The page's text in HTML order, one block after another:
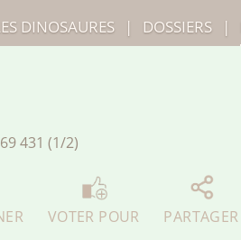
431 (1/2)
VOTER POUR PARTAGER
DINOSAURES | DOSSIERS |